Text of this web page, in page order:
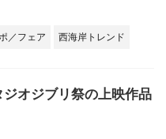
／フェア 西海岸トレンド
オジブリ祭の上映作品